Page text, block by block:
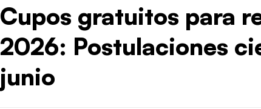
Cupos gratuitos para
2026: Postulaciones
junio